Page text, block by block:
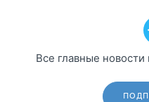
Все главные